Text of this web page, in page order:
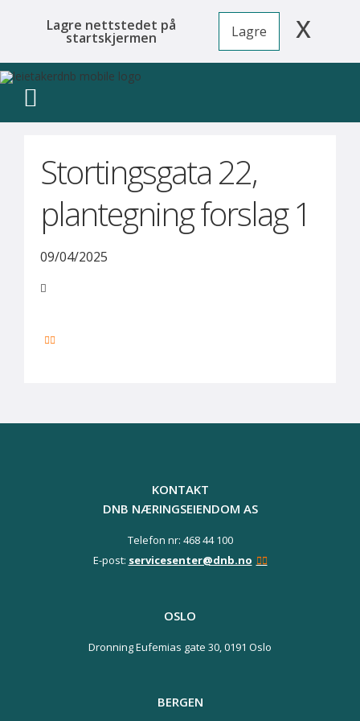
Lagre nettstedet på
startskjermen Lagre x
Stortingsgata 22,
plantegning forslag 1
09/04/2025
KONTAKT
DNB NÆRINGSEIENDOM AS
Telefon nr: 468 44 100
E-post: servicesenter@dnb.no
OSLO
Dronning Eufemias gate 30,0191 Oslo
BERGEN